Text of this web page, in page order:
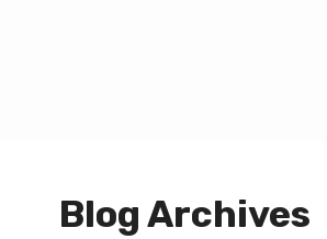
Blog Archives